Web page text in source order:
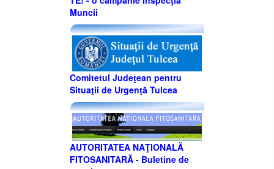
Muncii
Comitetul Judeţean pentru
Situaţii de Urgenţă Tulcea
AUTORITATEA NAŢIONALĂ
FITOSANITARĂ - Buletine de